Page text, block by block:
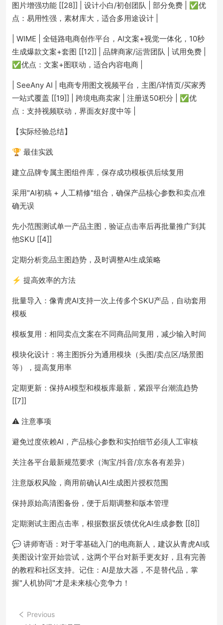
图片增强功能 [[28]] | 设计小白/初创团队 | 部分免费 | ✅优
点：易用性强，素材库大，适合多用途设计 |
| WIME | 全链路电商创作平台，AI文案+视觉一体化，10秒
生成爆款文案+套图 [[12]] | 品牌商家/运营团队 | 试用免费 |
✅优点：文案+图联动，适合内容电商 |
| SeeAny AI | 电商专用图文视频平台，主图/详情页/买家秀
一站式覆盖 [[19]] | 跨境电商卖家 | 注册送50积分 | ✅优
点：支持视频联动，界面友好度中等 |
【实际经验总结】
🏆 最佳实践
建立品牌专属主图组件库，保存成功模板供后续复用
采用"AI初稿 + 人工精修"组合，确保产品核心参数和卖点准
确无误
先小范围测试单一产品主图，验证点击率后再批量推广到其
他SKU [[4]]
定期分析竞品主图趋势，及时调整AI生成策略
⚡ 提高效率的方法
批量导入：像青虎AI支持一次上传多个SKU产品，自动套用
模板
模板复用：相同卖点文案在不同商品间复用，减少输入时间
模块化设计：将主图拆分为通用模块（头图/卖点区/场景图
等），提高复用率
定期更新：保持AI模型和模板库最新，紧跟平台潮流趋势
[[7]]
⚠️ 注意事项
避免过度依赖AI，产品核心参数和实拍细节必须人工审核
关注各平台最新规范要求（淘宝/抖音/京东各有差异）
注意版权风险，商用前确认AI生成图片授权范围
保持原始高清图备份，便于后期调整和版本管理
定期测试主图点击率，根据数据反馈优化AI生成参数 [[8]]
💬 讲师寄语：对于零基础入门的电商新人，建议从青虎AI或
美图设计室开始尝试，这两个平台对新手更友好，且有完善
的教程和社区支持。记住：AI是放大器，不是替代品，掌
握"人机协同"才是未来核心竞争力！
Previous